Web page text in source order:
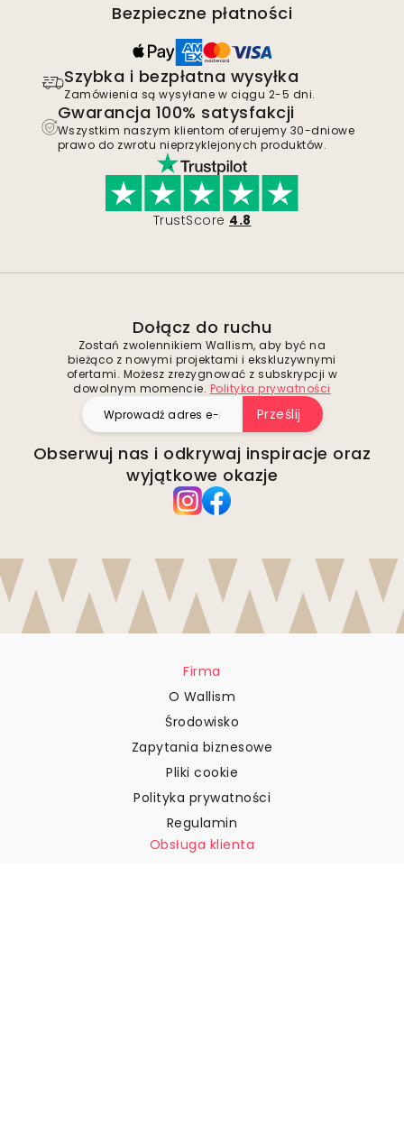
Bezpieczne płatności
Szybka i bezpłatna wysyłka
Zamówienia są wysyłane w ciągu 2-5 dni.
Gwarancja 100% satysfakcji
Wszystkim naszym klientom oferujemy 30-dniowe
prawo do zwrotu nieprzyklejonych produktów.
TrustScore 4.8
Dołącz do ruchu
Zostań zwolennikiem Wallism, aby być na
bieżąco z nowymi projektami i ekskluzywnymi
ofertami. Możesz zrezygnować z subskrypcji w
dowolnym momencie. Polityka prywatności
Prześlij
Obserwuj nas i odkrywaj inspiracje oraz
wyjątkowe okazje
Firma
O Wallism
Środowisko
Zapytania biznesowe
Pliki cookie
Polityka prywatności
Regulamin
Obsługa klienta